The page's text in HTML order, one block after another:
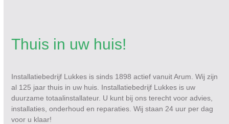
Thuis in uw huis!
Installatiebedrijf Lukkes is sinds 1898 actief vanuit Arum. Wij zijn
al 125 jaar thuis in uw huis. Installatiebedrijf Lukkes is uw
duurzame totaalinstallateur. U kunt bij ons terecht voor advies,
installaties, onderhoud en reparaties. Wij staan 24 uur per dag
voor u klaar!